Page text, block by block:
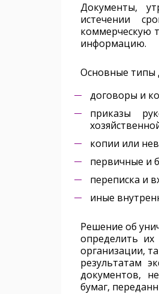
Документы,
истечении
коммерческую
информацию.
Основные типы
договоры и
приказы
копии или
первичные и
переписка и
иные
Решение об
определить их
организации,
результатам
документов,
бумаг,